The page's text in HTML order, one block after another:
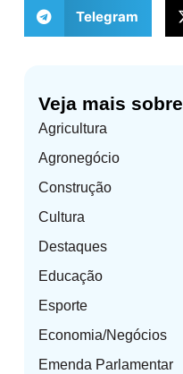
Veja mais sobre
Agricultura
Agronegócio
Construção
Cultura
Destaques
Educação
Esporte
Economia/Negócios
Emenda Parlamentar
Telegram